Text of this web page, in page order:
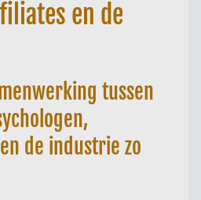
en de
tussen
de industrie zo